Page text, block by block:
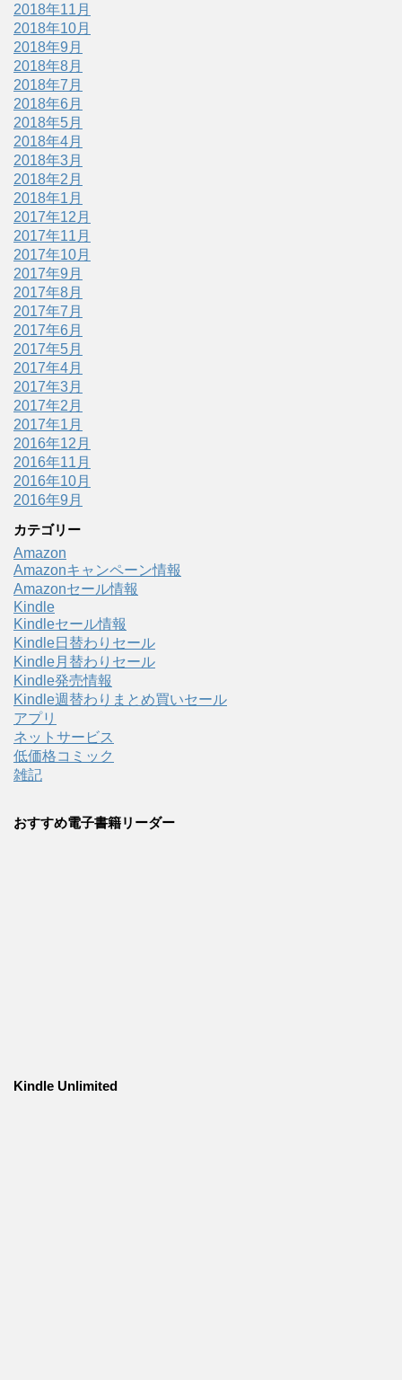
2018年11月
2018年10月
2018年9月
2018年8月
2018年7月
2018年6月
2018年5月
2018年4月
2018年3月
2018年2月
2018年1月
2017年12月
2017年11月
2017年10月
2017年9月
2017年8月
2017年7月
2017年6月
2017年5月
2017年4月
2017年3月
2017年2月
2017年1月
2016年12月
2016年11月
2016年10月
2016年9月
カテゴリー
Amazon
Amazonキャンペーン情報
Amazonセール情報
Kindle
Kindleセール情報
Kindle日替わりセール
Kindle月替わりセール
Kindle発売情報
Kindle週替わりまとめ買いセール
アプリ
ネットサービス
低価格コミック
雑記
おすすめ電子書籍リーダー
Kindle Unlimited